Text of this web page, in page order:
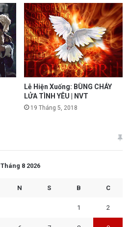
Lễ Hiện Xuống: BÙNG CHÁY
LỬA TÌNH YÊU | NVT
19 Tháng 5, 2018
Tháng 8 2026
N S B C
1 2